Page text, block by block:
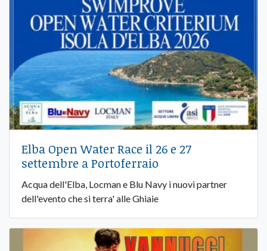
Elba Open Water Race il 26 e 27
settembre a Portoferraio
Acqua dell'Elba, Locman e Blu Navy i nuovi partner
dell'evento che si terra' alle Ghiaie